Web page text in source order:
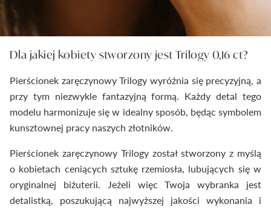
Dla jakiej kobiety stworzony jest Trilogy 0,16 ct?
Pierścionek zaręczynowy Trilogy wyróżnia się precyzyjną, a
przy tym niezwykle fantazyjną formą. Każdy detal tego
modelu harmonizuje się w idealny sposób, będąc symbolem
kunsztownej pracy naszych złotników.
Pierścionek zaręczynowy Trilogy został stworzony z myślą
o kobietach ceniących sztukę rzemiosła, lubujących się w
oryginalnej biżuterii. Jeżeli więc Twoja wybranka jest
detalistką, poszukującą najwyższej jakości wykonania i